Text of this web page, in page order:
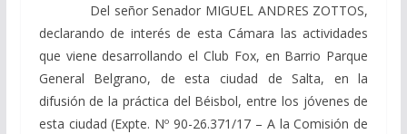
Del señor Senador MIGUEL ANDRES ZOTTOS,
declarando de interés de esta Cámara las actividades
que viene desarrollando el Club Fox, en Barrio Parque
General Belgrano, de esta ciudad de Salta, en la
difusión de la práctica del Béisbol, entre los jóvenes de
esta ciudad (Expte. Nº 90-26.371/17 – A la Comisión de